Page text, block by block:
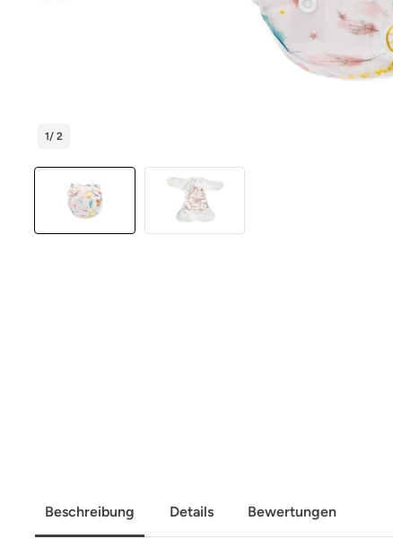
1/ 2
Beschreibung Details Bewertungen